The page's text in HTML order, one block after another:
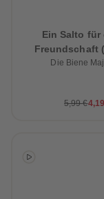
Ein Salto für
Freundschaft
Die Biene
5,99 €